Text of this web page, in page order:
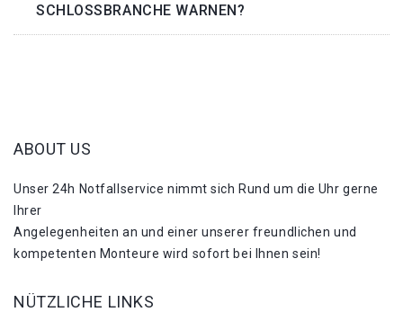
SCHLOSSBRANCHE WARNEN?
ABOUT US
Unser 24h Notfallservice nimmt sich Rund um die Uhr gerne
Ihrer
Angelegenheiten an und einer unserer freundlichen und
kompetenten Monteure wird sofort bei Ihnen sein!
NÜTZLICHE LINKS